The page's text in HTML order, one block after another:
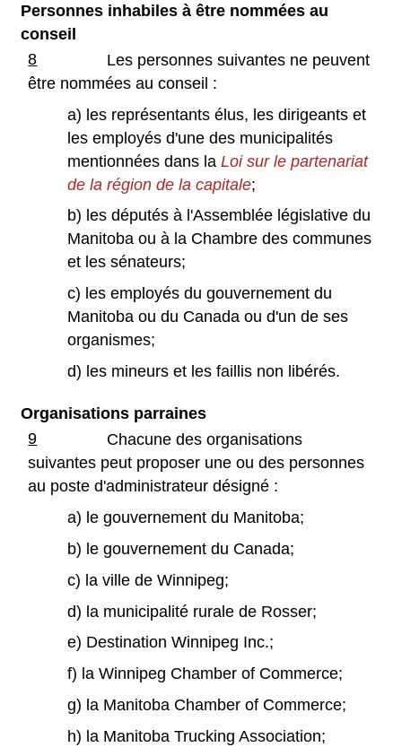
Personnes inhabiles à être nommées au
conseil
8
Les personnes suivantes ne peuvent
être nommées au conseil :
a) les représentants élus, les dirigeants et
les employés d'une des municipalités
mentionnées dans laLoi sur le partenariat
de la région de la capitale;
b) les députés à l'Assemblée législative du
Manitoba ou à la Chambre des communes
et les sénateurs;
c) les employés du gouvernement du
Manitoba ou du Canada ou d'un de ses
organismes;
d) les mineurs et les faillis non libérés.
Organisations parraines
9
Chacune des organisations
suivantes peut proposer une ou des personnes
au poste d'administrateur désigné :
a) le gouvernement du Manitoba;
b) le gouvernement du Canada;
c) la ville de Winnipeg;
d) la municipalité rurale de Rosser;
e) Destination Winnipeg Inc.;
f) la Winnipeg Chamber of Commerce;
g) la Manitoba Chamber of Commerce;
h) la Manitoba Trucking Association;